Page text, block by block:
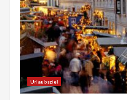
Urlaubsziel